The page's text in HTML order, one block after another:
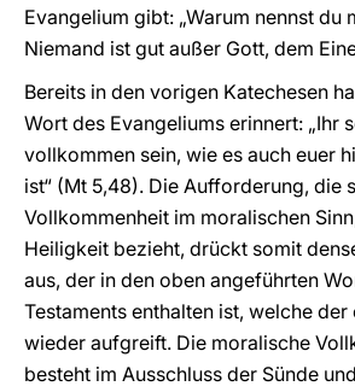
Evangelium gibt: „Warum nennst du
Niemand ist gut außer Gott, dem
Bereits in den vorigen Katechesen
Wort des Evangeliums erinnert: „Ihr
vollkommen sein, wie es auch euer
ist“ (Mt 5,48). Die Aufforderung, die
Vollkommenheit im moralischen
Heiligkeit bezieht, drückt somit
aus, der in den oben angeführten
Testaments enthalten ist, welche
wieder aufgreift. Die moralische
besteht im Ausschluss der Sünde